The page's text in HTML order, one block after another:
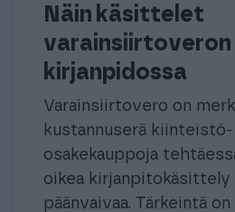
Näin käsittelet
kirjanpidossa
Varainsiirtovero on
kustannuserä kiinteistö-
osakekauppoja
oikea kirjanpitokäsittely
päänvaivaa. Tärkeintä